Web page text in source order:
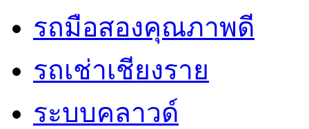
รถมือสองคุณภาพดี
รถเช่าเชียงราย
ระบบคลาวด์